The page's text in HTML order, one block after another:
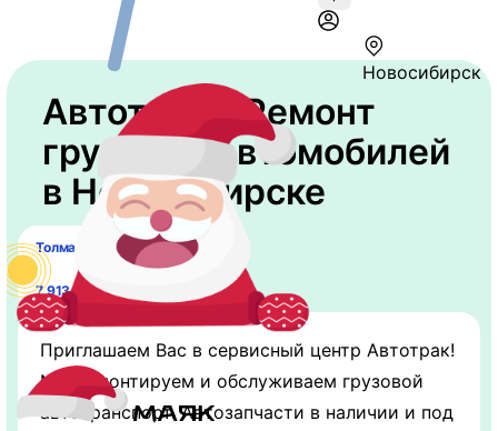
Новосибирск
Автотрак - Ремонт
грузовых автомобилей
в Новосибирске
Толмачёвская ул., 33/3
7 913 724-79-26
Приглашаем Вас в сервисный центр Автотрак!
Мы ремонтируем и обслуживаем грузовой
автотранспорт. Автозапчасти в наличии и под